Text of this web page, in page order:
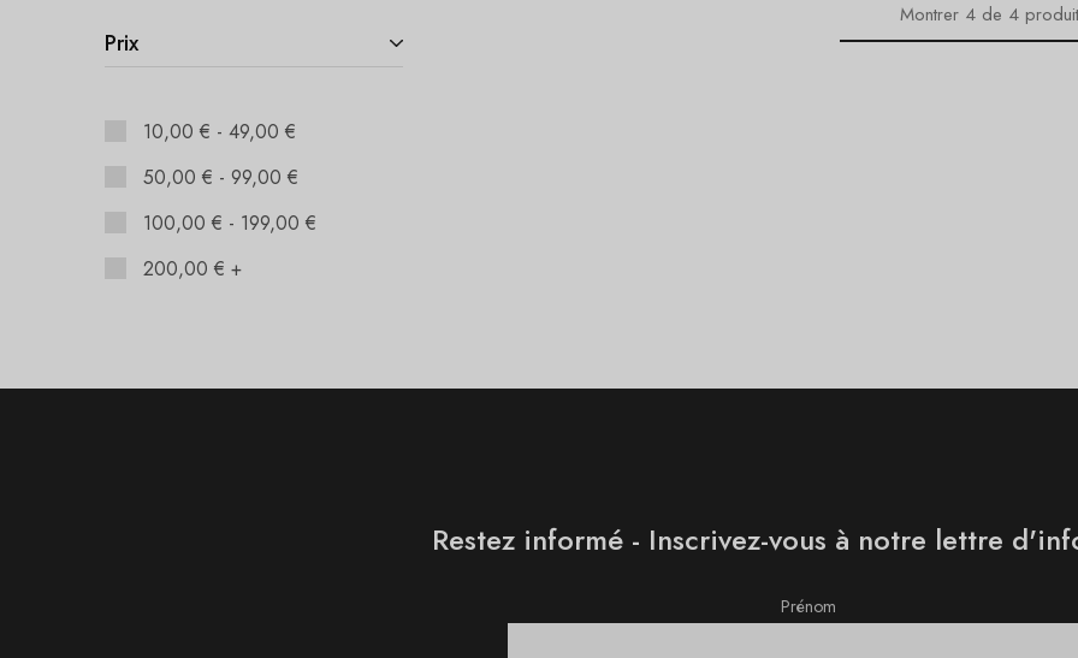
Montrer4 de 4
Prix
10,00 € - 49,00 €
50,00 € - 99,00 €
100,00 € - 199,00 €
200,00 € +
Restez informé - Inscrivez-vous à notre lettre
Prénom